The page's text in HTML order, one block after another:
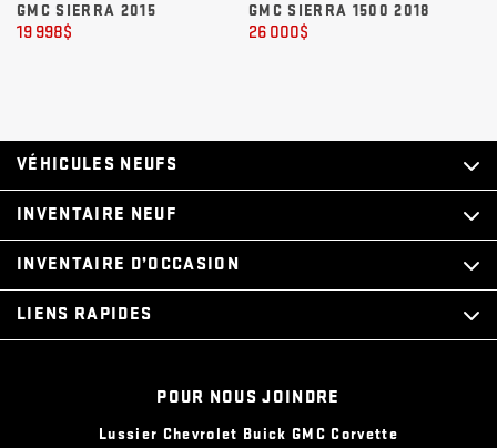
GMC SIERRA 2015
19 998$
GMC SIERRA 1500 2018
26 000$
POUR NOUS JOINDRE
Lussier Chevrolet Buick GMC Corvette
VÉHICULES NEUFS
INVENTAIRE NEUF
INVENTAIRE D’OCCASION
LIENS RAPIDES